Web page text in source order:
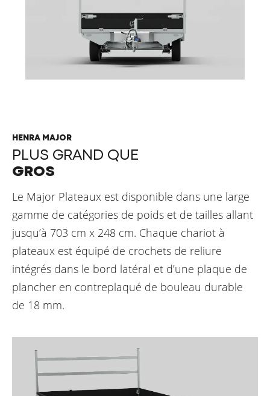
HENRA MAJOR
PLUS GRAND QUE
GROS
Le Major Plateaux est disponible dans une large
gamme de catégories de poids et de tailles allant
jusqu’à 703 cm x 248 cm. Chaque chariot à
plateaux est équipé de crochets de reliure
intégrés dans le bord latéral et d’une plaque de
plancher en contreplaqué de bouleau durable
de 18 mm.